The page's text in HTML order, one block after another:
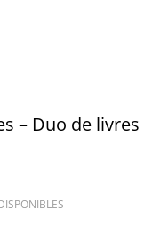
– Duo de livres